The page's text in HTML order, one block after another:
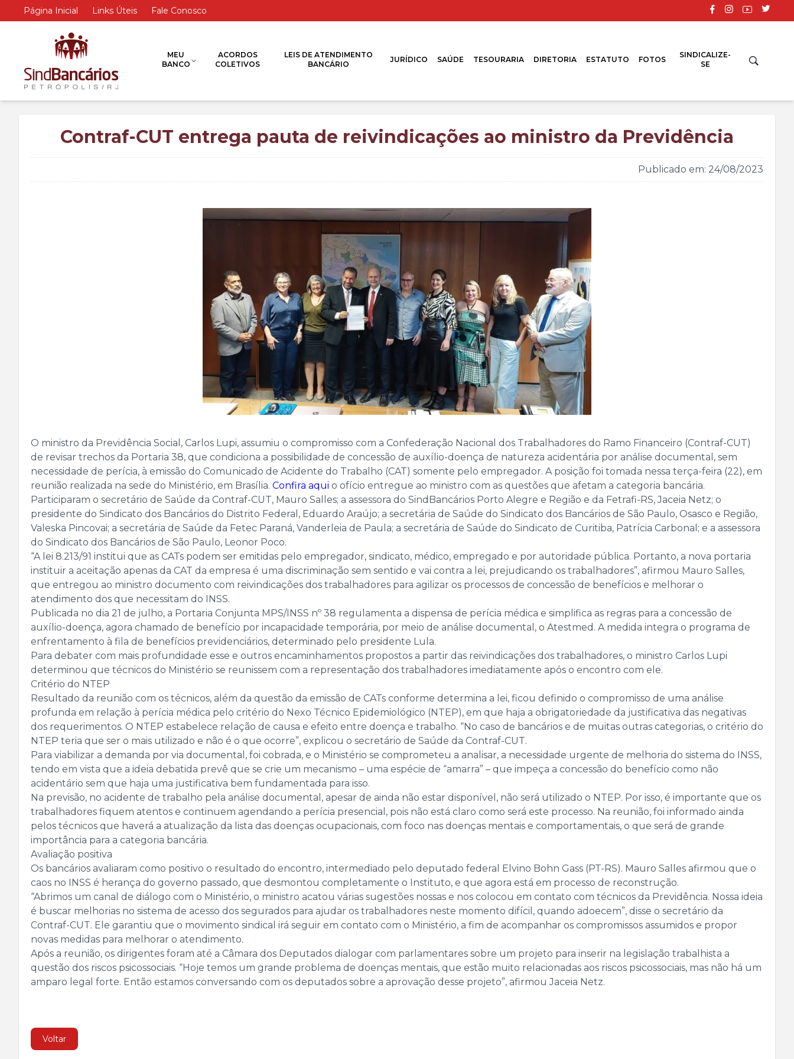
Página Inicial Links Úteis Fale Conosco
MEU
BANCO
ACORDOS
COLETIVOS
LEIS DE ATENDIMENTO
BANCÁRIO
JURÍDICO SAÚDE TESOURARIA DIRETORIA ESTATUTO FOTOS
SINDICALIZE-
SE
Contraf-CUT entrega pauta de reivindicações ao ministro da Previdência
Publicado em: 24/08/2023
O ministro da Previdência Social, Carlos Lupi, assumiu o compromisso com a Confederação Nacional dos Trabalhadores do Ramo Financeiro (Contraf-CUT)
de revisar trechos da Portaria 38, que condiciona a possibilidade de concessão de auxílio-doença de natureza acidentária por análise documental, sem
necessidade de perícia, à emissão do Comunicado de Acidente do Trabalho (CAT) somente pelo empregador. A posição foi tomada nessa terça-feira (22), em
reunião realizada na sede do Ministério, em Brasília. Confira aqui o ofício entregue ao ministro com as questões que afetam a categoria bancária.
Participaram o secretário de Saúde da Contraf-CUT, Mauro Salles; a assessora do SindBancários Porto Alegre e Região e da Fetrafi-RS, Jaceia Netz; o
presidente do Sindicato dos Bancários do Distrito Federal, Eduardo Araújo; a secretária de Saúde do Sindicato dos Bancários de São Paulo, Osasco e Região,
Valeska Pincovai; a secretária de Saúde da Fetec Paraná, Vanderleia de Paula; a secretária de Saúde do Sindicato de Curitiba, Patrícia Carbonal; e a assessora
do Sindicato dos Bancários de São Paulo, Leonor Poco.
“A lei 8.213/91 institui que as CATs podem ser emitidas pelo empregador, sindicato, médico, empregado e por autoridade pública. Portanto, a nova portaria
instituir a aceitação apenas da CAT da empresa é uma discriminação sem sentido e vai contra a lei, prejudicando os trabalhadores”, afirmou Mauro Salles,
que entregou ao ministro documento com reivindicações dos trabalhadores para agilizar os processos de concessão de benefícios e melhorar o
atendimento dos que necessitam do INSS.
Publicada no dia 21 de julho, a Portaria Conjunta MPS/INSS nº 38 regulamenta a dispensa de perícia médica e simplifica as regras para a concessão de
auxílio-doença, agora chamado de benefício por incapacidade temporária, por meio de análise documental, o Atestmed. A medida integra o programa de
enfrentamento à fila de benefícios previdenciários, determinado pelo presidente Lula.
Para debater com mais profundidade esse e outros encaminhamentos propostos a partir das reivindicações dos trabalhadores, o ministro Carlos Lupi
determinou que técnicos do Ministério se reunissem com a representação dos trabalhadores imediatamente após o encontro com ele.
Critério do NTEP
Resultado da reunião com os técnicos, além da questão da emissão de CATs conforme determina a lei, ficou definido o compromisso de uma análise
profunda em relação à perícia médica pelo critério do Nexo Técnico Epidemiológico (NTEP), em que haja a obrigatoriedade da justificativa das negativas
dos requerimentos. O NTEP estabelece relação de causa e efeito entre doença e trabalho. “No caso de bancários e de muitas outras categorias, o critério do
NTEP teria que ser o mais utilizado e não é o que ocorre”, explicou o secretário de Saúde da Contraf-CUT.
Para viabilizar a demanda por via documental, foi cobrada, e o Ministério se comprometeu a analisar, a necessidade urgente de melhoria do sistema do INSS,
tendo em vista que a ideia debatida prevê que se crie um mecanismo – uma espécie de “amarra” – que impeça a concessão do benefício como não
acidentário sem que haja uma justificativa bem fundamentada para isso.
Na previsão, no acidente de trabalho pela análise documental, apesar de ainda não estar disponível, não será utilizado o NTEP. Por isso, é importante que os
trabalhadores fiquem atentos e continuem agendando a perícia presencial, pois não está claro como será este processo. Na reunião, foi informado ainda
pelos técnicos que haverá a atualização da lista das doenças ocupacionais, com foco nas doenças mentais e comportamentais, o que será de grande
importância para a categoria bancária.
Avaliação positiva
Os bancários avaliaram como positivo o resultado do encontro, intermediado pelo deputado federal Elvino Bohn Gass (PT-RS). Mauro Salles afirmou que o
caos no INSS é herança do governo passado, que desmontou completamente o Instituto, e que agora está em processo de reconstrução.
“Abrimos um canal de diálogo com o Ministério, o ministro acatou várias sugestões nossas e nos colocou em contato com técnicos da Previdência. Nossa ideia
é buscar melhorias no sistema de acesso dos segurados para ajudar os trabalhadores neste momento difícil, quando adoecem”, disse o secretário da
Contraf-CUT. Ele garantiu que o movimento sindical irá seguir em contato com o Ministério, a fim de acompanhar os compromissos assumidos e propor
novas medidas para melhorar o atendimento.
Após a reunião, os dirigentes foram até a Câmara dos Deputados dialogar com parlamentares sobre um projeto para inserir na legislação trabalhista a
questão dos riscos psicossociais. “Hoje temos um grande problema de doenças mentais, que estão muito relacionadas aos riscos psicossociais, mas não há um
amparo legal forte. Então estamos conversando com os deputados sobre a aprovação desse projeto”, afirmou Jaceia Netz.
Voltar